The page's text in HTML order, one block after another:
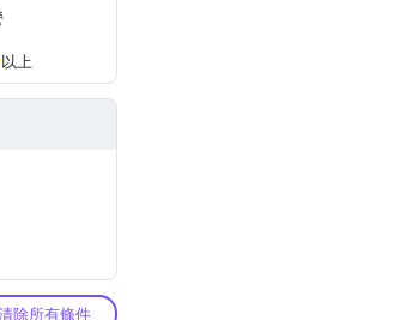
以上
除所有條件